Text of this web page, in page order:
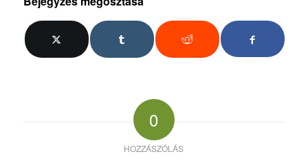
0
HOZZÁSZÓLÁS